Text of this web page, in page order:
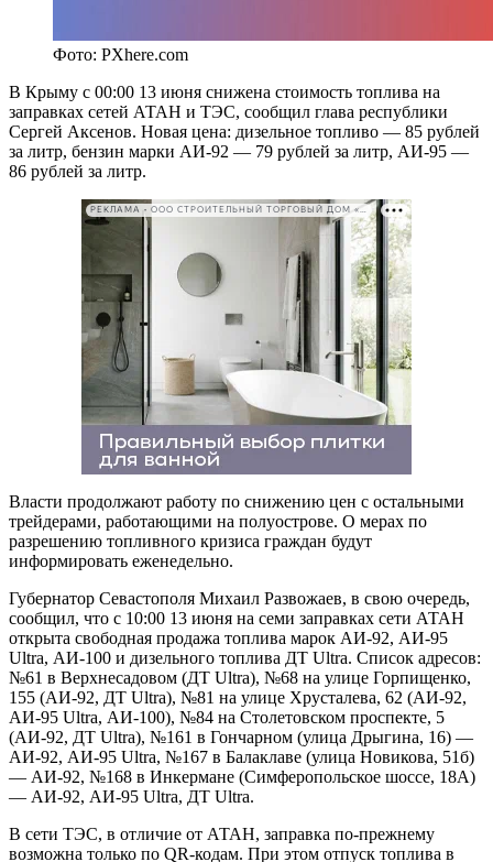
Фото: PXhere.com
В Крыму с 00:00 13 июня снижена стоимость топлива на
заправках сетей АТАН и ТЭС, сообщил глава республики
Сергей Аксенов. Новая цена: дизельное топливо — 85 рублей
за литр, бензин марки АИ-92 — 79 рублей за литр, АИ-95 —
86 рублей за литр.
РЕКЛАМА • ООО СТРОИТЕЛЬНЫЙ ТОРГОВЫЙ ДОМ «ПЕТРОВИЧ». ИНН: 7802348846
Власти продолжают работу по снижению цен с остальными
трейдерами, работающими на полуострове. О мерах по
разрешению топливного кризиса граждан будут
информировать еженедельно.
Губернатор Севастополя Михаил Развожаев, в свою очередь,
сообщил, что с 10:00 13 июня на семи заправках сети АТАН
открыта свободная продажа топлива марок АИ-92, АИ-95
Ultra, АИ-100 и дизельного топлива ДТ Ultra. Список адресов:
№61 в Верхнесадовом (ДТ Ultra), №68 на улице Горпищенко,
155 (АИ-92, ДТ Ultra), №81 на улице Хрусталева, 62 (АИ-92,
АИ-95 Ultra, АИ-100), №84 на Столетовском проспекте, 5
(АИ-92, ДТ Ultra), №161 в Гончарном (улица Дрыгина, 16) —
АИ-92, АИ-95 Ultra, №167 в Балаклаве (улица Новикова, 51б)
— АИ-92, №168 в Инкермане (Симферопольское шоссе, 18А)
— АИ-92, АИ-95 Ultra, ДТ Ultra.
В сети ТЭС, в отличие от АТАН, заправка по-прежнему
возможна только по QR-кодам. При этом отпуск топлива в